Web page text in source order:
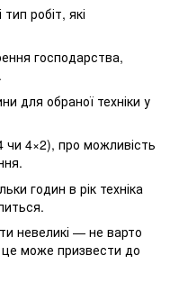
робіт, які
господарства,
для обраної техніки у
4×2), про можливість
годин в рік техніка
невеликі — не варто
це може призвести до